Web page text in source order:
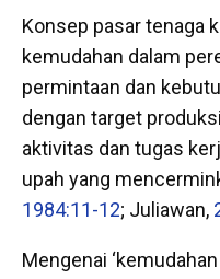
Konsep pasar tenaga
kemudahan dalam
permintaan dan
dengan target
aktivitas dan tugas
upah yang
1984:11-12; Juliawan,
Mengenai